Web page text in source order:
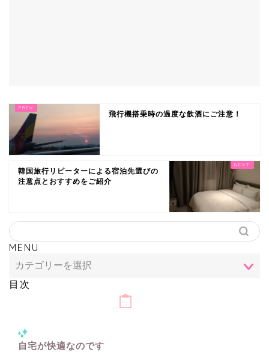
飛行機搭乗時の過度な飲酒にご注意！
韓国旅行リピーターによる宿泊先選びの
注意点とおすすめをご紹介
MENU
目次
自宅が快適なのです